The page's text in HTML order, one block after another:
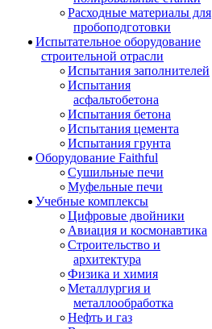
Расходные материалы для
пробоподготовки
Испытательное оборудование
строительной отрасли
Испытания заполнителей
Испытания
асфальтобетона
Испытания бетона
Испытания цемента
Испытания грунта
Оборудование Faithful
Сушильные печи
Муфельные печи
Учебные комплексы
Цифровые двойники
Авиация и космонавтика
Строительство и
архитектура
Физика и химия
Металлургия и
металлообработка
Нефть и газ